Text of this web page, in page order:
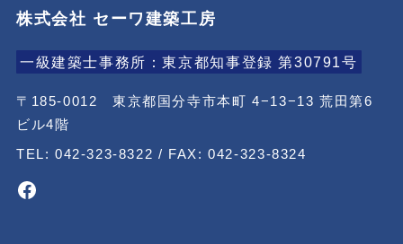
株式会社 セーワ建築工房
一級建築士事務所：東京都知事登録 第30791号
〒185-0012 東京都国分寺市本町 4−13−13 荒田第6
ビル4階
TEL: 042-323-8322 / FAX: 042-323-8324
Facebook